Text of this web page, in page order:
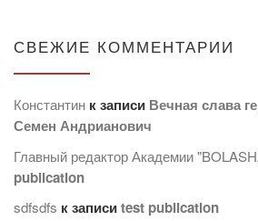
СВЕЖИЕ КОММЕНТАРИИ
Константин к записи Вечная слава
Семен Андрианович
Главный редактор Академии
publication
sdfsdfs к записиtest publication